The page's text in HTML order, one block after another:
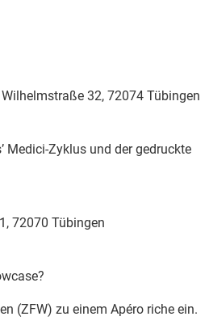
32, 72074 Tübingen
Medici-Zyklus und der gedruckte
72070 Tübingen
(ZFW) zu einem Apéro riche ein.